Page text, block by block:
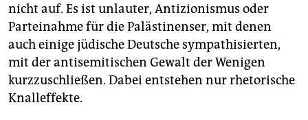
nicht auf. Es ist unlauter, Antizionismus oder
Parteinahme für die Palästinenser, mit denen
auch einige jüdische Deutsche sympathisierten,
mit der antisemitischen Gewalt der Wenigen
kurzzuschließen. Dabei entstehen nur rhetorische
Knalleffekte.